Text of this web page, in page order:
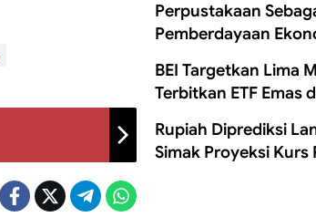
Perpustakaan
Pemberdayaan
BEI Targetkan Lima
Terbitkan ETF Emas
Rupiah Diprediksi
Simak Proyeksi Kurs